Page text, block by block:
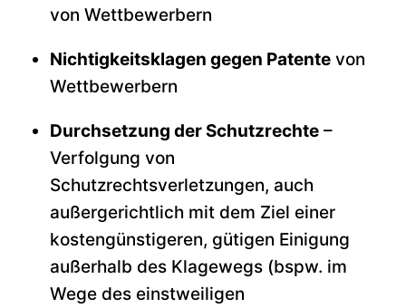
von Wettbewerbern
Nichtigkeitsklagen gegen Patente von
Wettbewerbern
Durchsetzung der Schutzrechte –
Verfolgung von
Schutzrechtsverletzungen, auch
außergerichtlich mit dem Ziel einer
kostengünstigeren, gütigen Einigung
außerhalb des Klagewegs (bspw. im
Wege des einstweiligen